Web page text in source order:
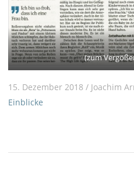
(zum
15. Dezember 2018 / Joachim
Einblicke